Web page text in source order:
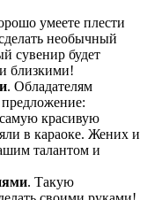
умеете плести
необычный
сувенир будет
близкими!
. Обладателям
предложение:
самую красивую
в караоке. Жених и
талантом и
. Такую